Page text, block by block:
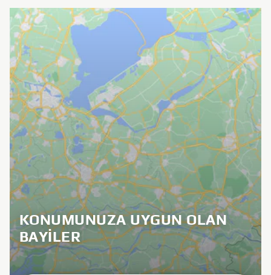
KONUMUNUZA UYGUN OLAN
BAYILER